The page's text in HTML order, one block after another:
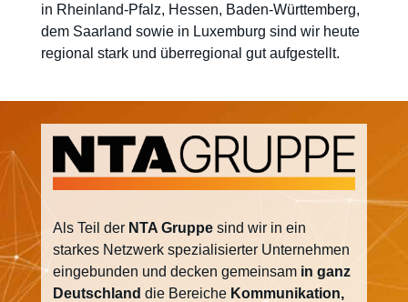
in Rheinland-Pfalz, Hessen, Baden-Württemberg,
dem Saarland sowie in Luxemburg sind wir heute
regional stark und überregional gut aufgestellt.
Als Teil der NTA Gruppe sind wir in ein
starkes Netzwerk spezialisierter Unternehmen
eingebunden und decken gemeinsam in ganz
Deutschland die Bereiche Kommunikation,